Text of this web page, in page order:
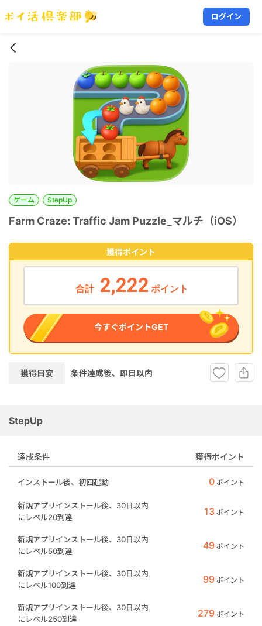
ログイン
ゲーム StepUp
Farm Craze: Traffic Jam Puzzle_マルチ（iOS）
獲得ポイント
合計 2,222 ポイント
今すぐポイントGET
獲得目安 条件達成後、即日以内
StepUp
達成条件 獲得ポイント
インストール後、初回起動 0 ポイント
新規アプリインストール後、30日以内
にレベル20到達
13 ポイント
新規アプリインストール後、30日以内
にレベル50到達
49 ポイント
新規アプリインストール後、30日以内
にレベル100到達
99 ポイント
新規アプリインストール後、30日以内
にレベル250到達
279 ポイント